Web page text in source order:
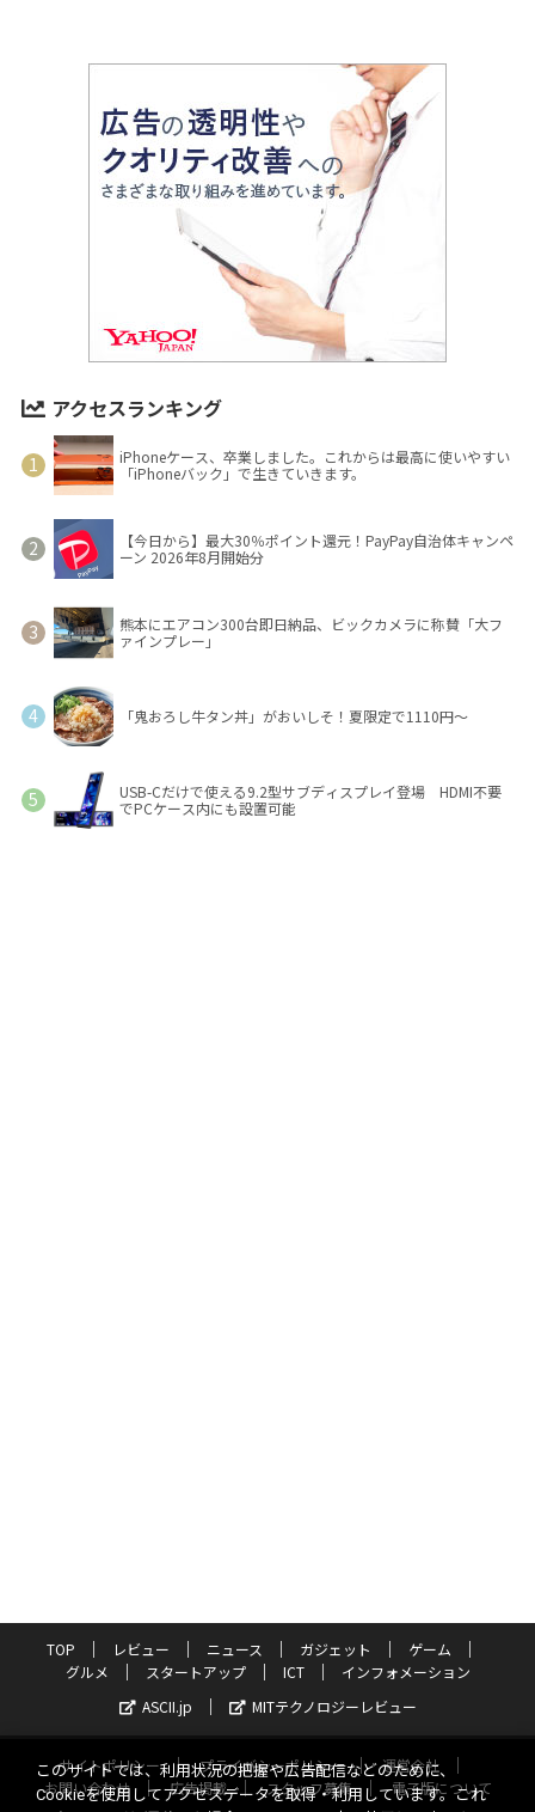
アクセスランキング
iPhoneケース、卒業しました。これからは最高に使いやすい
「iPhoneバック」で生きていきます。
【今日から】最大30％ポイント還元！PayPay自治体キャンペ
ーン 2026年8月開始分
熊本にエアコン300台即日納品、ビックカメラに称賛「大フ
ァインプレー」
「鬼おろし牛タン丼」がおいしそ！夏限定で1110円～
USB-Cだけで使える9.2型サブディスプレイ登場 HDMI不要
でPCケース内にも設置可能
TOP レビュー ニュース ガジェット
ゲーム
グルメ
スタートアップ ICT
インフォメーション
ASCII.jp
MITテクノロジーレビュー
サイトポリシー プライバシーポリシー
運営会社
お問い合わせ
広告掲載 スタッフ募集
電子版について
このサイトでは、利用状況の把握や広告配信などのために、
Cookieを使用してアクセスデータを取得・利用しています。これ